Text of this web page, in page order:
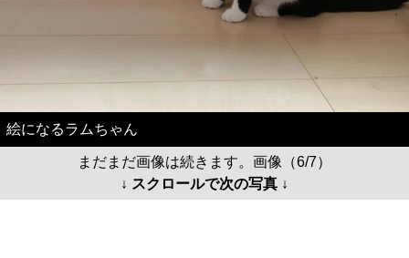
絵になるラムちゃん
まだまだ画像は続きます。画像（6/7）
↓ スクロールで次の写真 ↓